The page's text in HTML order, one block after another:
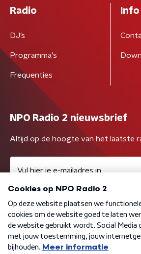
Radio
DJ’s
Programma's
Frequenties
Info
NPO Radio 2 nieuwsbrief
Altijd op de hoogte van het laatste
Algemene voorwaarden